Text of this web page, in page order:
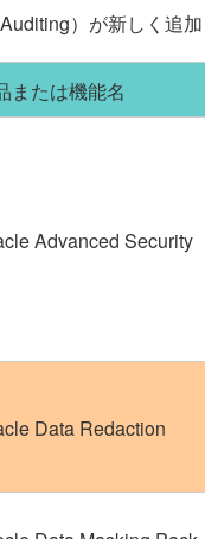
）が新しく追加
または機能名
Advanced Security
Data Redaction